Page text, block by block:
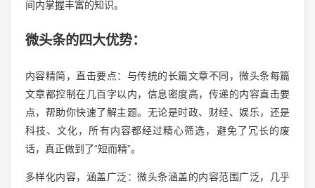
间内掌握丰富的知识。
微头条的四大优势：
内容精简，直击要点：与传统的长篇文章不同，微头条每篇
文章都控制在几百字以内，信息密度高，传递的内容直击要
点，帮助你快速了解主题。无论是时政、财经、娱乐，还是
科技、文化，所有内容都经过精心筛选，避免了冗长的废
话，真正做到了“短而精”。
多样化内容，涵盖广泛：微头条涵盖的内容范围广泛，几乎